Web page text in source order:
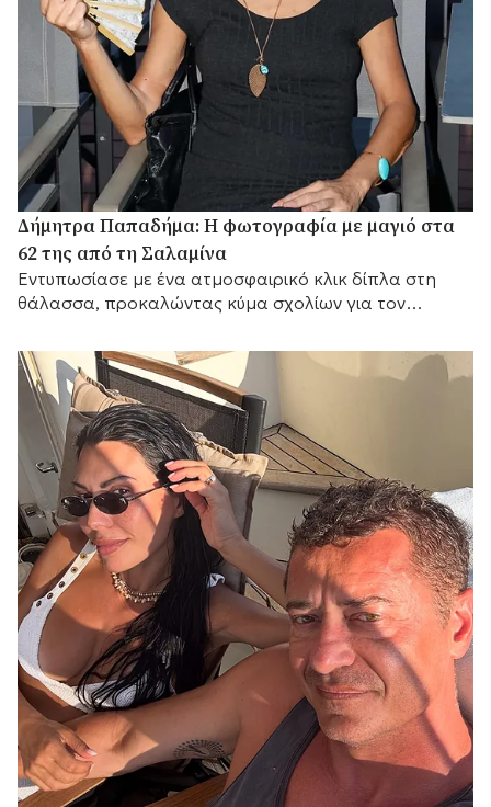
Δήμητρα Παπαδήμα: Η φωτογραφία με μαγιό στα
62 της από τη Σαλαμίνα
Εντυπωσίασε με ένα ατμοσφαιρικό κλικ δίπλα στη
θάλασσα, προκαλώντας κύμα σχολίων για τον